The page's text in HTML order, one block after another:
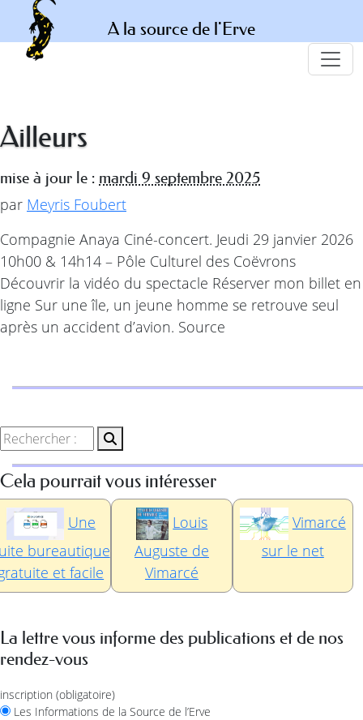
A la source de l'Erve
Ailleurs
mise à jour le : mardi 9 septembre 2025
par Meyris Foubert
Compagnie Anaya Ciné-concert. Jeudi 29 janvier 2026
10h00 & 14h14 – Pôle Culturel des Coëvrons
Découvrir la vidéo du spectacle Réserver mon billet en
ligne Sur une île, un jeune homme se retrouve seul
après un accident d’avion. Source
Cela pourrait vous intéresser
Une
bureautique
et facile
Louis
Auguste de
Vimarcé
Vimarcé
sur le net
La lettre vous informe des publications et de nos
rendez-vous
inscription (obligatoire)
Les Informations de la Source de l’Erve